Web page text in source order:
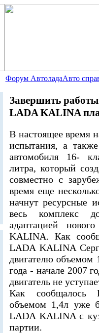
Форум АвтоладаАвто
Завершить
LADA KALINA
В настоящее время
испытания, а
автомобиля 16-
литра, который
совместно с
время еще
начнут ресурсные
весь комплекс
адаптацией
KALINA. Как
LADA KALINA
двигателю объемом
года - начале 2007
двигатель не
Как сообщалось
объемом 1,4л уже
LADA KALINA с
партии.